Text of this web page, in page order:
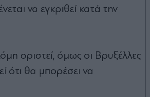
να εγκριθεί κατά την
οριστεί, όμως οι Βρυξέλλες
ότι θα μπορέσει να